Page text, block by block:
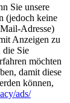
Sie unsere
(jedoch keine
Adresse)
Anzeigen zu
die Sie
möchten
damit diese
können,
ads/